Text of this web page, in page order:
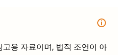
고용 자료이며, 법적 조언이 아